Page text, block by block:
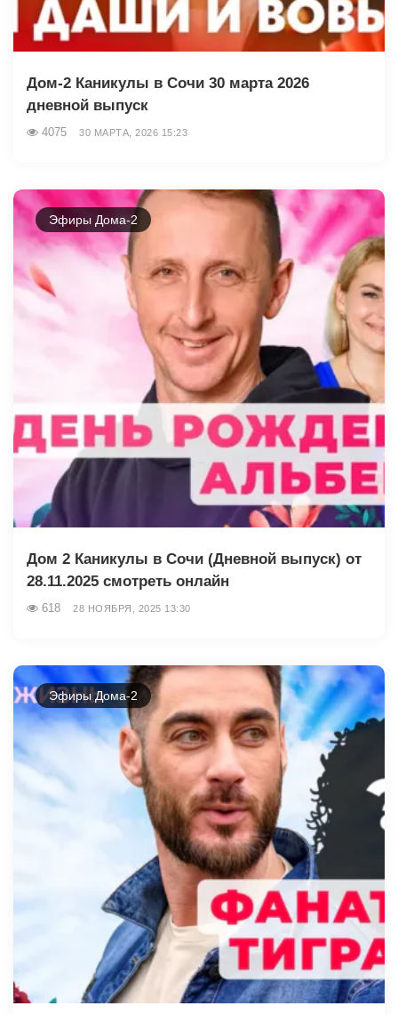
Дом-2 Каникулы в Сочи 30 марта 2026
дневной выпуск
4075 30 МАРТА, 2026 15:23
Эфиры Дома-2
Дом 2 Каникулы в Сочи (Дневной выпуск) от
28.11.2025 смотреть онлайн
618 28 НОЯБРЯ, 2025 13:30
Эфиры Дома-2